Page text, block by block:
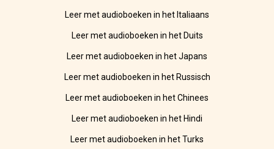
Leer met audioboeken in het Italiaans
Leer met audioboeken in het Duits
Leer met audioboeken in het Japans
Leer met audioboeken in het Russisch
Leer met audioboeken in het Chinees
Leer met audioboeken in het Hindi
Leer met audioboeken in het Turks